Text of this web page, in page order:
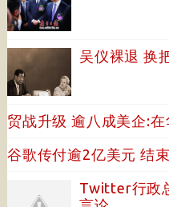
吴仪裸退 换
贸战升级 逾八成美企:
谷歌传付逾2亿美元 结
Twitter行政